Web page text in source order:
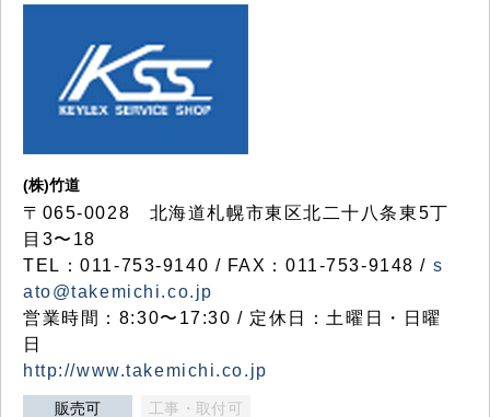
(株)竹道
〒065-0028 北海道札幌市東区北二十八条東5丁
目3〜18
TEL：011-753-9140 / FAX：011-753-9148 / s
ato@takemichi.co.jp
営業時間：8:30〜17:30 / 定休日：土曜日・日曜
日
http://www.takemichi.co.jp
販売可 工事・取付可